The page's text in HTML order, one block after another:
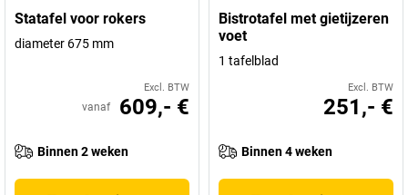
Statafel voor rokers
diameter 675 mm
Excl. BTW
vanaf 609,- €
Binnen 2 weken
Bistrotafel met gietijzeren
voet
1 tafelblad
Excl. BTW
251,- €
Binnen 4 weken